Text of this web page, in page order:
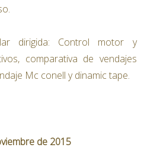
dirigida: Control motor y
comparativa de vendajes
Mc conell y dinamic tape.
de 2015